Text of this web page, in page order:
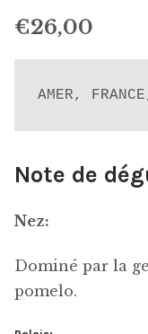
€26,00
AMER,
Note de
Nez:
Dominé par la
pomelo.